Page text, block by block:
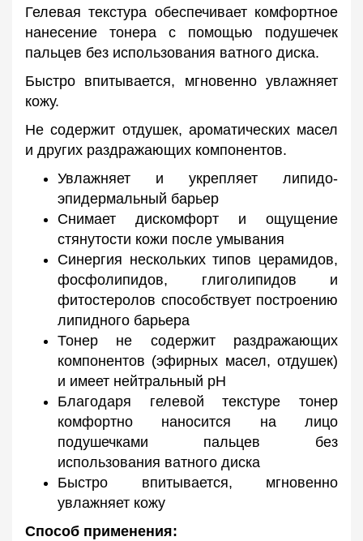
Гелевая текстура обеспечивает комфортное
нанесение тонера с помощью подушечек
пальцев без использования ватного диска.
Быстро впитывается, мгновенно увлажняет
кожу.
Не содержит отдушек, ароматических масел
и других раздражающих компонентов.
Увлажняет и укрепляет липидо-
эпидермальный барьер
Снимает дискомфорт и ощущение
стянутости кожи после умывания
Синергия нескольких типов церамидов,
фосфолипидов, глиголипидов и
фитостеролов способствует построению
липидного барьера
Тонер не содержит раздражающих
компонентов (эфирных масел, отдушек)
и имеет нейтральный рН
Благодаря гелевой текстуре тонер
комфортно наносится на лицо
подушечками пальцев без
использования ватного диска
Быстро впитывается, мгновенно
увлажняет кожу
Способ применения: